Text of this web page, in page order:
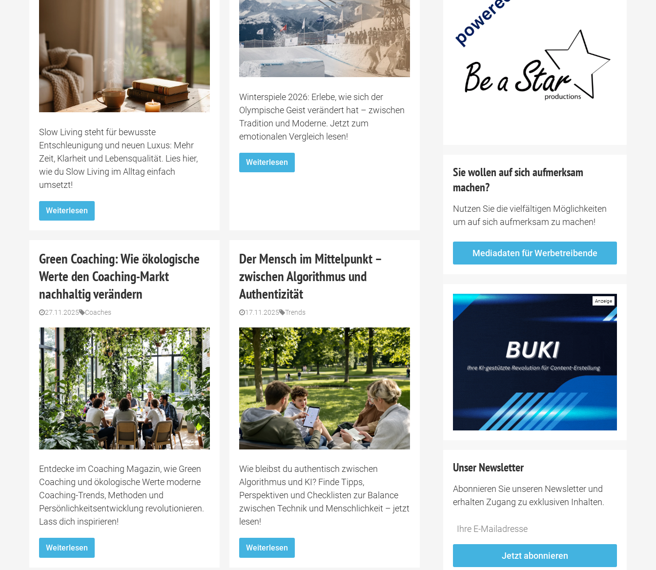
Slow Living steht für bewusste
Entschleunigung und neuen Luxus: Mehr
Zeit, Klarheit und Lebensqualität. Lies hier,
wie du Slow Living im Alltag einfach
umsetzt!
Weiterlesen
Winterspiele 2026: Erlebe, wie sich der
Olympische Geist verändert hat – zwischen
Tradition und Moderne. Jetzt zum
emotionalen Vergleich lesen!
Weiterlesen
Green Coaching: Wie ökologische
Werte den Coaching-Markt
nachhaltig verändern
27.11.2025 Coaches
Entdecke im Coaching Magazin, wie Green
Coaching und ökologische Werte moderne
Coaching-Trends, Methoden und
Persönlichkeitsentwicklung revolutionieren.
Lass dich inspirieren!
Weiterlesen
Der Mensch im Mittelpunkt –
zwischen Algorithmus und
Authentizität
17.11.2025 Trends
Wie bleibst du authentisch zwischen
Algorithmus und KI? Finde Tipps,
Perspektiven und Checklisten zur Balance
zwischen Technik und Menschlichkeit – jetzt
lesen!
Weiterlesen
Sie wollen auf sich aufmerksam
machen?
Nutzen Sie die vielfältigen Möglichkeiten
um auf sich aufmerksam zu machen!
Mediadaten für Werbetreibende
Unser Newsletter
Abonnieren Sie unseren Newsletter und
erhalten Zugang zu exklusiven Inhalten.
Do
this
*Ihre
Jetzt abonnieren